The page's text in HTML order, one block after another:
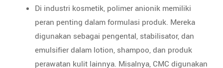
Di industri kosmetik, polimer anionik memiliki
peran penting dalam formulasi produk. Mereka
digunakan sebagai pengental, stabilisator, dan
emulsifier dalam lotion, shampoo, dan produk
perawatan kulit lainnya. Misalnya, CMC digunakan